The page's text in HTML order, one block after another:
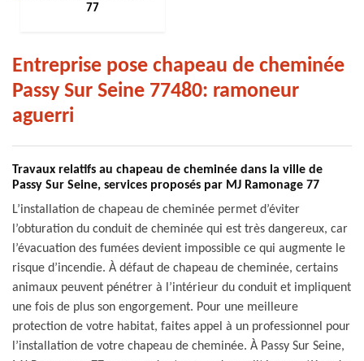
77
Entreprise pose chapeau de cheminée
Passy Sur Seine 77480: ramoneur
aguerri
Travaux relatifs au chapeau de cheminée dans la ville de
Passy Sur Seine, services proposés par MJ Ramonage 77
L’installation de chapeau de cheminée permet d’éviter
l’obturation du conduit de cheminée qui est très dangereux, car
l’évacuation des fumées devient impossible ce qui augmente le
risque d’incendie. À défaut de chapeau de cheminée, certains
animaux peuvent pénétrer à l’intérieur du conduit et impliquent
une fois de plus son engorgement. Pour une meilleure
protection de votre habitat, faites appel à un professionnel pour
l’installation de votre chapeau de cheminée. À Passy Sur Seine,